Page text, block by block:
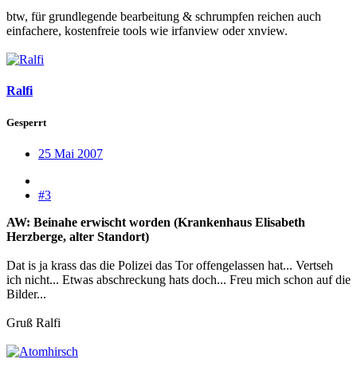
btw, für grundlegende bearbeitung & schrumpfen reichen auch
einfachere, kostenfreie tools wie irfanview oder xnview.
Ralfi
Gesperrt
25 Mai 2007
#3
AW: Beinahe erwischt worden (Krankenhaus Elisabeth
Herzberge, alter Standort)
Dat is ja krass das die Polizei das Tor offengelassen hat... Vertseh
ich nicht... Etwas abschreckung hats doch... Freu mich schon auf die
Bilder...
Gruß Ralfi